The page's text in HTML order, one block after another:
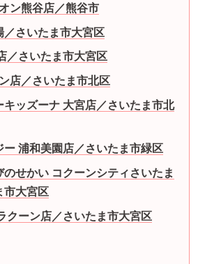
ン熊谷店／熊谷市
／さいたま市大宮区
／さいたま市大宮区
店／さいたま市北区
キッズーナ 大宮店／さいたま市北
ー 浦和美園店／さいたま市緑区
せかい コクーンシティさいたま
市大宮区
クーン店／さいたま市大宮区